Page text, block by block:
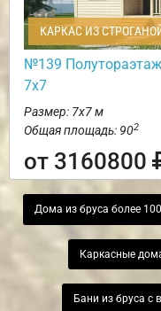
КАРКАС ИЗ
№139
7х7
Размер: 7х7 м
Общая площадь: 902
от 3160800
Дома из бруса более
Каркасные
Бани из бруса с